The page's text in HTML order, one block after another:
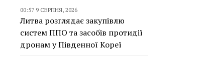
00:57 9 СЕРПНЯ, 2026
Литва розглядає закупівлю
систем ППО та засобів протидії
дронам у Південної Кореї